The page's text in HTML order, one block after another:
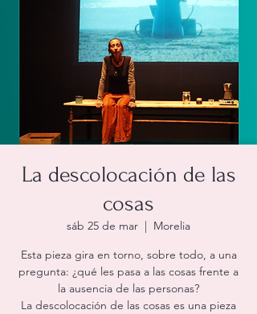
La descolocación de las
cosas
sáb 25 de mar
  |
Morelia
Esta pieza gira en torno, sobre todo, a una
pregunta: ¿qué les pasa a las cosas frente a
la ausencia de las personas?
La descolocación de las cosas es una pieza